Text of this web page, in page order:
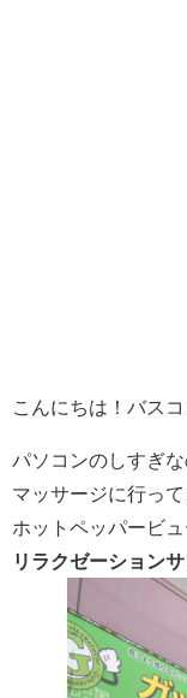
こんにちは！バスコ
パソコンのしすぎ
マッサージに行って
ホットペッパービ
リラクゼーション